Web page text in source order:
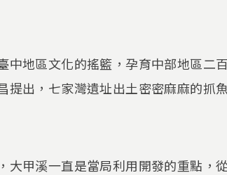
地區文化的搖籃，孕育中部地區二
出，七家灣遺址出土密密麻麻的抓
甲溪一直是當局利用開發的重點，